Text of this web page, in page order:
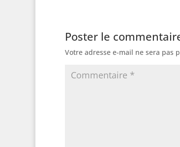
Poster le
Votre adresse e-mail ne sera pas